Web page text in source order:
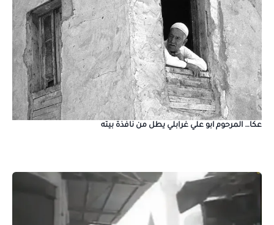
عكا… المرحوم ابو علي غرابلي يطل من نافذة بيته